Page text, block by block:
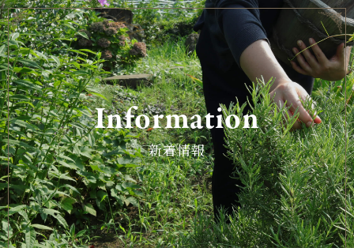
Information
新着情報